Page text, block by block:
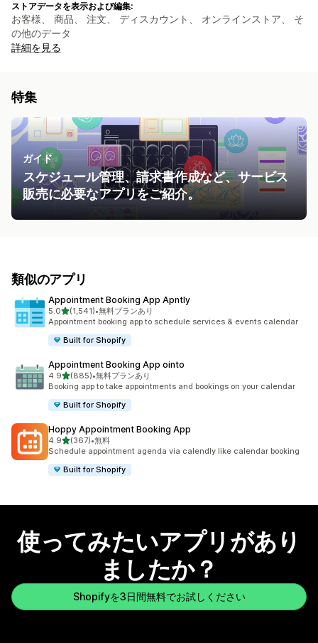
ストアデータを表示および編集:
お客様、 商品、 注文、 ディスカウント、 オンラインストア、 そ
の他のデータ
詳細を見る
特集
ガイド
スケジュール管理、請求書作成など、サービス
販売に必要なアプリをご紹介。
類似のアプリ
Appointment Booking App Apntly
5.05つ星中
(1,541)
合計レビュー数：1541件
•無料プランあり
Appointment booking app to schedule services & events calendar
Built for Shopify
Appointment Booking App ointo
4.95つ星中
(885)
合計レビュー数：885件
•無料プランあり
Booking app to take appointments and bookings on your calendar
Built for Shopify
Hoppy Appointment Booking App
4.95つ星中
(367)
合計レビュー数：367件
•無料
Schedule appointment agenda via calendly like calendar booking
Built for Shopify
使ってみたいアプリがあり
ましたか？
Shopifyを3日間無料でお試しください